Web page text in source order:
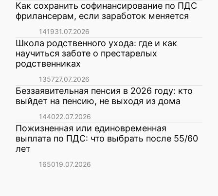
Как сохранить софинансирование по ПДС
фрилансерам, если заработок меняется
141931.07.2026
Школа родственного ухода: где и как
научиться заботе о престарелых
родственниках
135727.07.2026
Беззаявительная пенсия в 2026 году: кто
выйдет на пенсию, не выходя из дома
144022.07.2026
Пожизненная или единовременная
выплата по ПДС: что выбрать после 55/60
лет
165019.07.2026